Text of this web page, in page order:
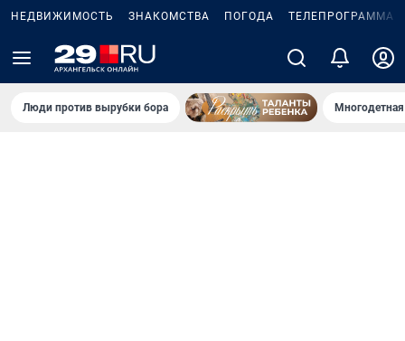
НЕДВИЖИМОСТЬ ЗНАКОМСТВА ПОГОДА ТЕЛЕПРОГРАММА
Люди против вырубки бора